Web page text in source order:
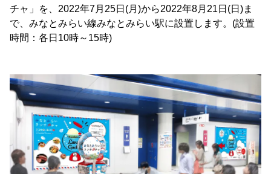
チャ」を、2022年7月25日(月)から2022年8月21日(日)ま
で、みなとみらい線みなとみらい駅に設置します。(設置
時間：各日10時～15時)